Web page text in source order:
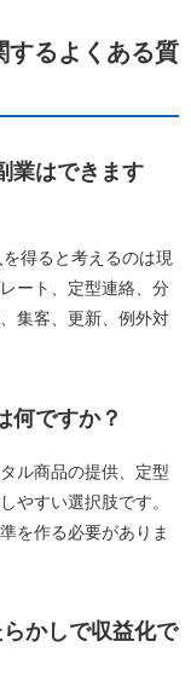
るよくある質
業はできます
得ると考えるのは現
ート、定型連絡、分
集客、更新、例外対
何ですか？
ル商品の提供、定型
やすい選択肢です。
を作る必要がありま
かしで収益化で